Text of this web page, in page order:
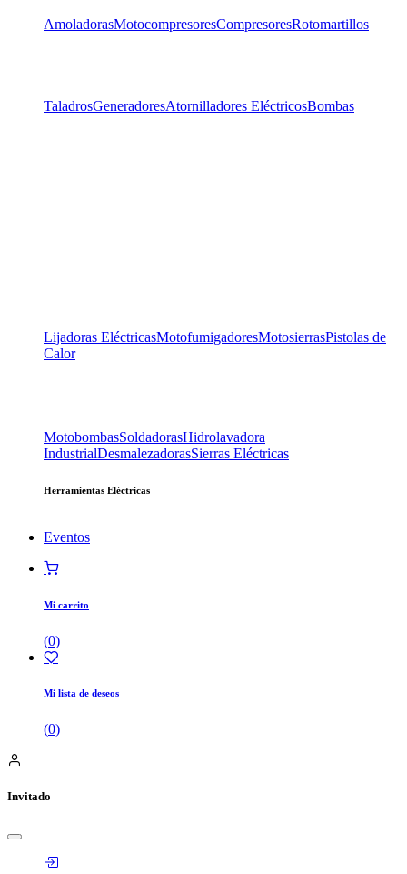
AmoladorasMotocompresoresCompresoresRotomartillos
TaladrosGeneradoresAtornilladores EléctricosBombas
Lijadoras EléctricasMotofumigadoresMotosierrasPistolas de
Calor
MotobombasSoldadorasHidrolavadora
IndustrialDesmalezadorasSierras Eléctricas
Herramientas Eléctricas
Eventos
Mi carrito
(0)
Mi lista de deseos
(0)
Invitado